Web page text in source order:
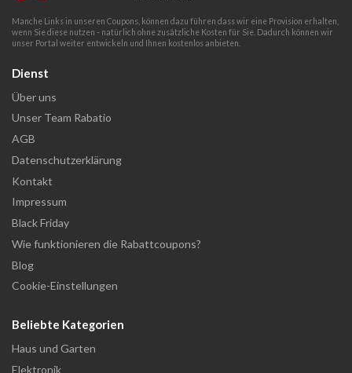
Manche Links in unseren Coupons, können dazu führen dass wir eine Provision erhalten,
wenn Sie diese nutzen - natürlich ohne zusätzliche Kosten für Sie. Dadurch können wir
unser Portal weiter entwickeln und Ihnen kostenlos anbieten.
Dienst
Über uns
Unser Team Rabatio
AGB
Datenschutzerklärung
Kontakt
Impressum
Black Friday
Wie funktionieren die Rabattcoupons?
Blog
Cookie-Einstellungen
Beliebte Kategorien
Haus und Garten
Elektronik